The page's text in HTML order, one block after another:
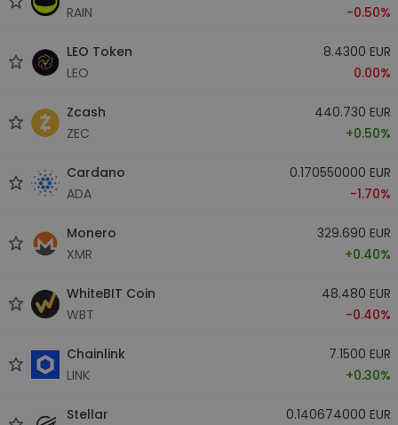
RAIN
-0.50%
LEO Token
LEO
8.4300 EUR
0.00%
Zcash
ZEC
440.730 EUR
+0.50%
Cardano
ADA
0.170550000 EUR
-1.70%
Monero
XMR
329.690 EUR
+0.40%
WhiteBIT Coin
WBT
48.480 EUR
-0.40%
Chainlink
LINK
7.1500 EUR
+0.30%
Stellar
0.140674000 EUR